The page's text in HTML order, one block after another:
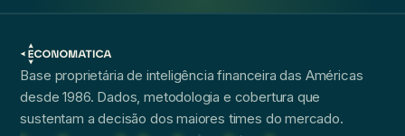
Base proprietária de inteligência financeira das Américas
desde 1986. Dados, metodologia e cobertura que
sustentam a decisão dos maiores times do mercado.